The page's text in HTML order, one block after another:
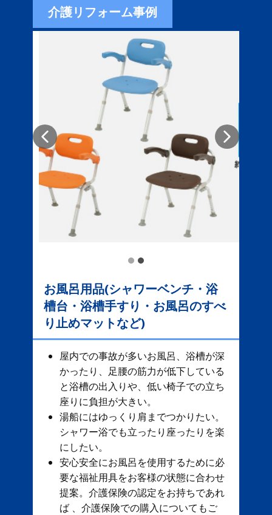
介護リフォーム事例
お風呂用品(シャワーベンチ・浴
槽台・浴槽手すり・お風呂のすべ
り止めマットなど)
屋内での事故が多いお風呂、​ 浴槽が深
かったり、足腰の筋力が低下している
と浴槽の出入りや、低い椅子での立ち
座りに負担が大きい。
湯船にはゆっくり肩までつかりたい。
シャワー浴でも立ったり座ったりを楽
にしたい。
安心安全にお風呂を使用するために必
要な福祉用具をお客様の状態に合わせ
提案。 ​ 介護保険の認定をお持ちであれ
ば 、介護保険での購入についてもご